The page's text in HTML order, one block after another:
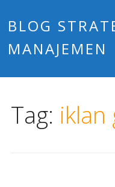
BLOG
MANAJEMEN
Tag: iklan